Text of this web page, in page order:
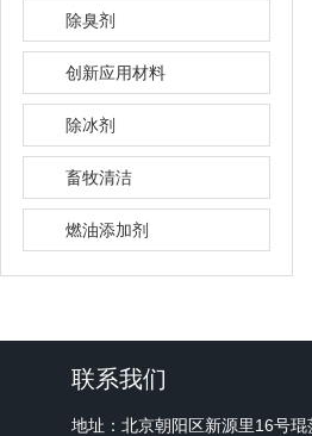
除臭剂
创新应用材料
除冰剂
畜牧清洁
燃油添加剂
联系我们
地址：北京朝阳区新源里16号